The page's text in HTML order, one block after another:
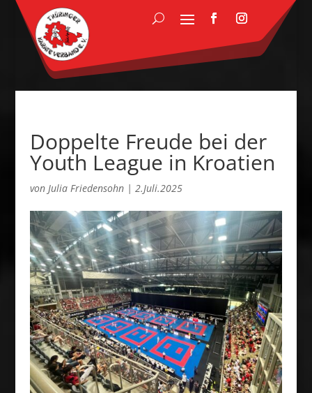
Doppelte Freude bei der
Youth League in Kroatien
von Julia Friedensohn| 2.Juli.2025